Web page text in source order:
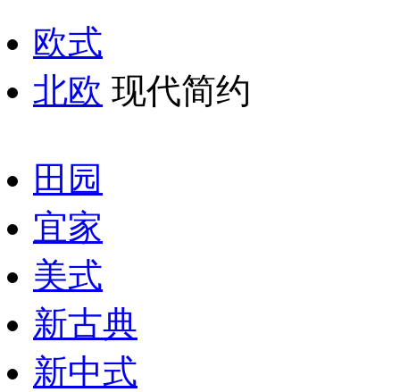
欧式
北欧 现代简约
田园
宜家
美式
新古典
新中式